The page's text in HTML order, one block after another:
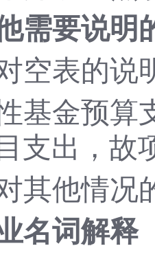
需要说明
空表的说
基金预算
支出，故
其他情况
名词解释